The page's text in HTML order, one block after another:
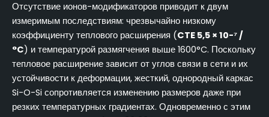
Отсутствие ионов-модификаторов приводит к двум
измеримым последствиям: чрезвычайно низкому
коэффициенту теплового расширения (CTE 5,5 × 10-⁷ /
°C) и температурой размягчения выше 1600°C. Поскольку
тепловое расширение зависит от углов связи в сети и их
устойчивости к деформации, жесткий, однородный каркас
Si-O-Si сопротивляется изменению размеров даже при
резких температурных градиентах. Одновременно с этим